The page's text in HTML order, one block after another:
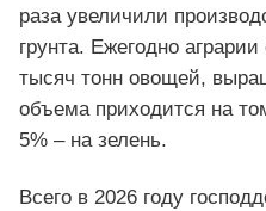
раза увеличили
грунта. Ежегодно
тысяч тонн овощей,
объема приходится на
5% – на зелень.
Всего в 2026 году